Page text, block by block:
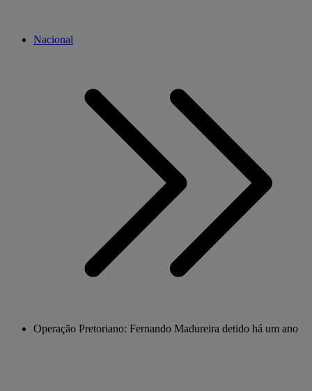
Nacional
Operação Pretoriano: Fernando Madureira detido há um ano